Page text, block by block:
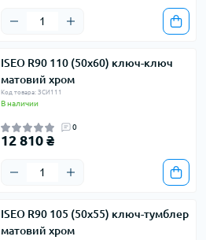
ISEO R90 110 (50х60) ключ-ключ
матовий хром
Код товара: ЗСИ111
В наличии
0
12 810 ₴
ISEO R90 105 (50х55) ключ-тумблер
матовий хром